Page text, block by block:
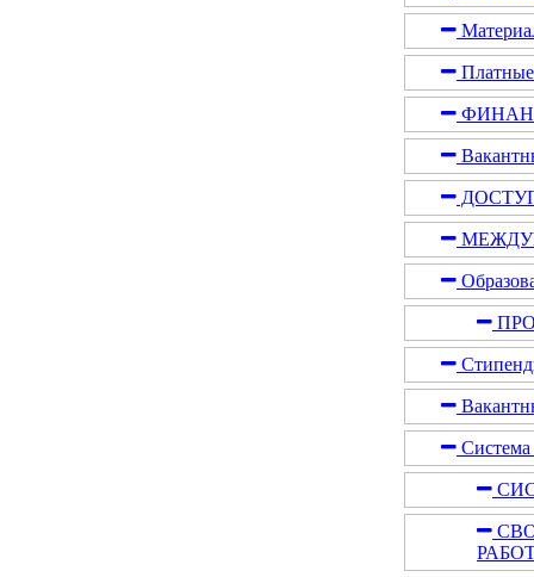
Платные
Система